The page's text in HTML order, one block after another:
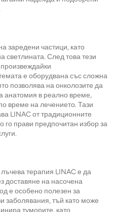
заредени частици, като
светлината. След това тези
е оборудвана със сложна
позволява на онколозите да
анатомия в реално време,
време на лечението. Тази
LINAC от традиционните
го прави предпочитан избор за
терапия LINAC е да
доставяне на насочена
е особено полезен за
заболявания, тъй като може
туморите, като